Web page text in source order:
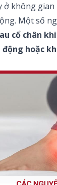
ở không
Một số
cổ chân
động hoặc